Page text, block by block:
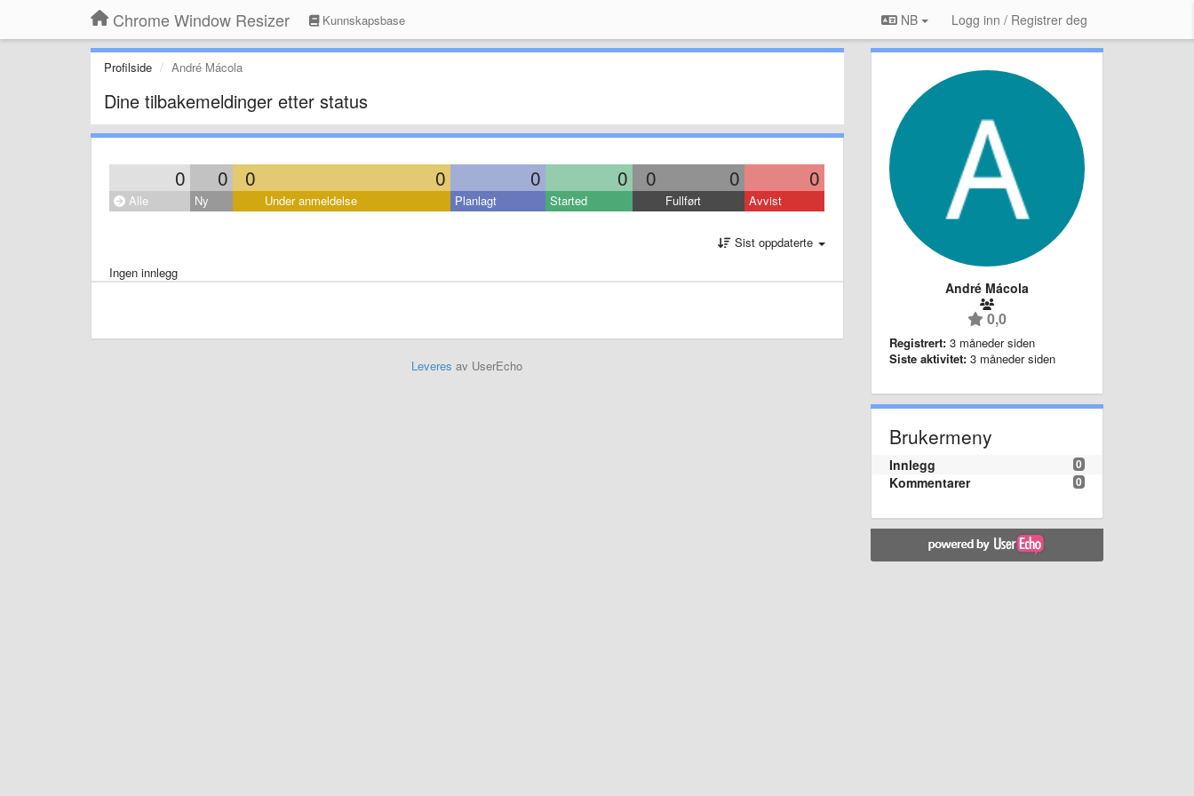
Chrome Window Resizer Kunnskapsbase NB Logg inn / Registrer deg
Profilside André Mácola
Dine tilbakemeldinger etter status
0 0 0 0 0 0 0 0 0
Alle Ny Under anmeldelse Planlagt Started Fullført Avvist
Sist oppdaterte
Ingen innlegg
Leveres av UserEcho
André Mácola
0,0
Registrert: 3 måneder siden
Siste aktivitet: 3 måneder siden
Brukermeny
0
Innlegg
0
Kommentarer